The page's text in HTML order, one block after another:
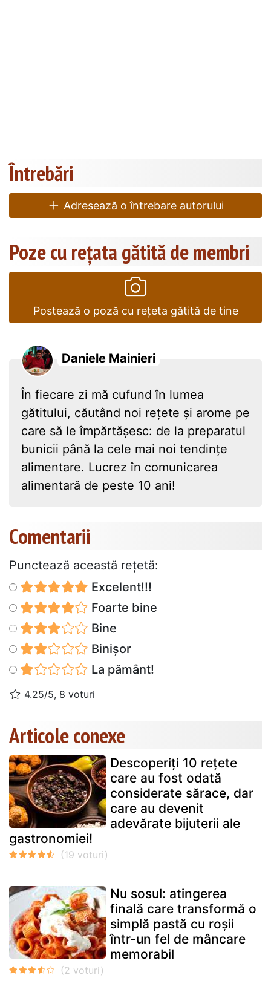
Întrebări
Adresează o întrebare autorului
Poze cu rețata gătită de membri
Postează o poză cu rețeta gătită de tine
Daniele Mainieri
În fiecare zi mă cufund în lumea
gătitului, căutând noi rețete și arome pe
care să le împărtășesc: de la preparatul
bunicii până la cele mai noi tendințe
alimentare. Lucrez în comunicarea
alimentară de peste 10 ani!
Comentarii
Punctează această reţetă:
Excelent!!!
Foarte bine
Bine
Binișor
La pământ!
4.25/5, 8 voturi
Articole conexe
Descoperiți 10 rețete
care au fost odată
considerate sărace, dar
care au devenit
adevărate bijuterii ale
gastronomiei!
Nu sosul: atingerea
finală care transformă o
simplă pastă cu roșii
într-un fel de mâncare
memorabil